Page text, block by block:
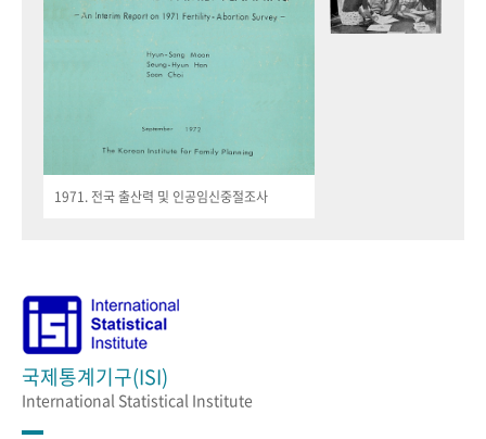
1971. 전국 출산력 및 인공임신중절조사
국제통계기구(ISI)
International Statistical Institute